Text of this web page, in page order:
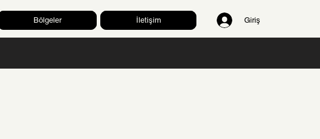
Bölgeler İletişim Giriş